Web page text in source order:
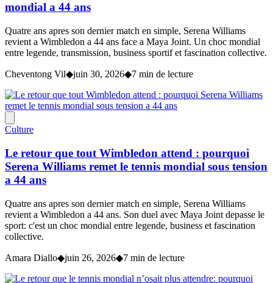
mondial a 44 ans
Quatre ans apres son dernier match en simple, Serena Williams
revient a Wimbledon a 44 ans face a Maya Joint. Un choc mondial
entre legende, transmission, business sportif et fascination collective.
Cheventong Vil◆juin 30, 2026◆7 min de lecture
Culture
Le retour que tout Wimbledon attend : pourquoi
Serena Williams remet le tennis mondial sous tension
a 44 ans
Quatre ans apres son dernier match en simple, Serena Williams
revient a Wimbledon a 44 ans. Son duel avec Maya Joint depasse le
sport: c'est un choc mondial entre legende, business et fascination
collective.
Amara Diallo◆juin 26, 2026◆7 min de lecture